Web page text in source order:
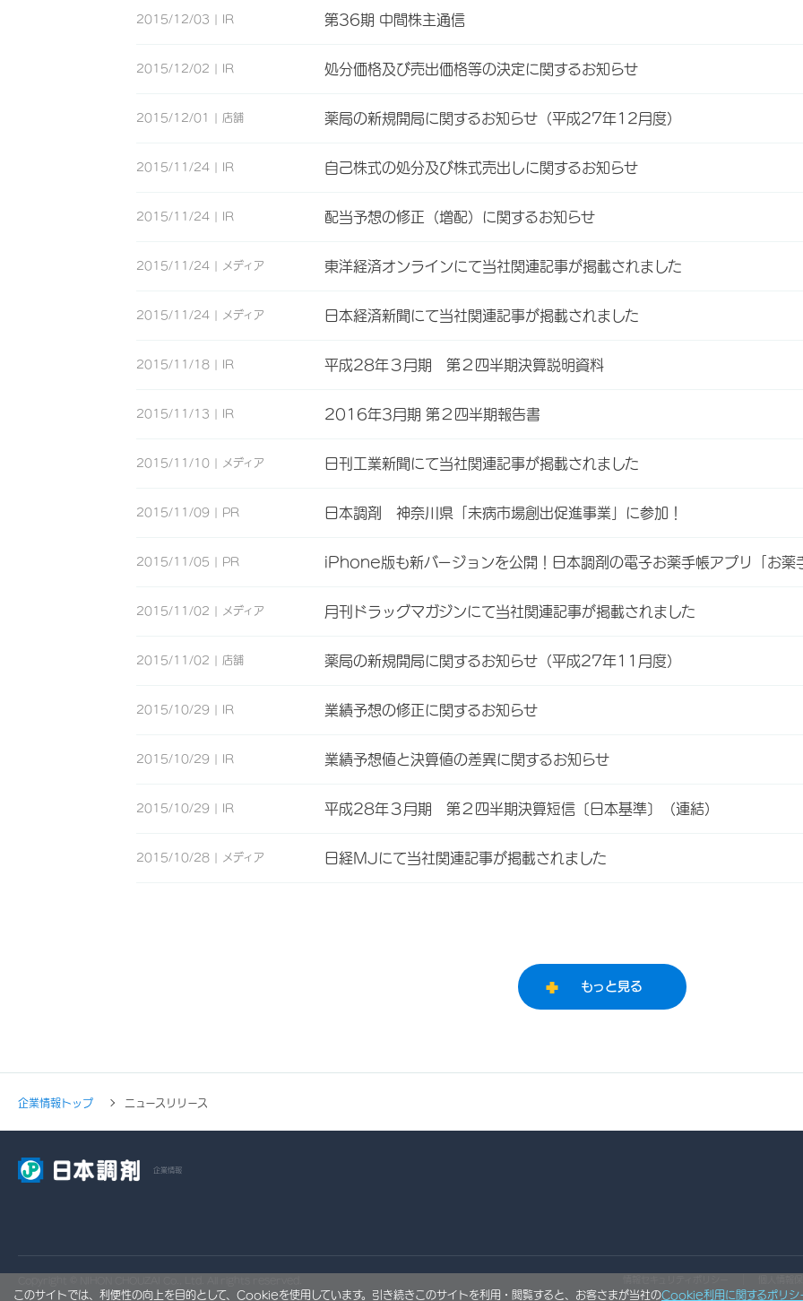
2015/12/03 IR 第36期 中間株主通信
2015/12/02 IR 処分価格及び売出価格等の決定に関するお知らせ
2015/12/01 店舗 薬局の新規開局に関するお知らせ（平成27年12月度）
2015/11/24 IR 自己株式の処分及び株式売出しに関するお知らせ
2015/11/24 IR 配当予想の修正（増配）に関するお知らせ
2015/11/24 メディア 東洋経済オンラインにて当社関連記事が掲載されました
2015/11/24 メディア 日本経済新聞にて当社関連記事が掲載されました
2015/11/18 IR 平成28年３月期 第２四半期決算説明資料
2015/11/13 IR 2016年3月期 第２四半期報告書
2015/11/10 メディア 日刊工業新聞にて当社関連記事が掲載されました
2015/11/09 PR 日本調剤 神奈川県「未病市場創出促進事業」に参加！
2015/11/05 PR iPhone版も新バージョンを公開！日本調剤の電子お薬手帳アプリ「お薬
2015/11/02 メディア 月刊ドラッグマガジンにて当社関連記事が掲載されました
2015/11/02 店舗 薬局の新規開局に関するお知らせ（平成27年11月度）
2015/10/29 IR 業績予想の修正に関するお知らせ
2015/10/29 IR 業績予想値と決算値の差異に関するお知らせ
2015/10/29 IR 平成28年３月期 第２四半期決算短信〔日本基準〕（連結）
2015/10/28 メディア 日経MJにて当社関連記事が掲載されました
もっと見る
企業情報トップ ニュースリリース
企業情報
このサイトでは、利便性の向上を目的として、Cookieを使用しています。引き続きこのサイトを利用・閲覧すると、お客さまが当社のCookie利用に関するポリシ